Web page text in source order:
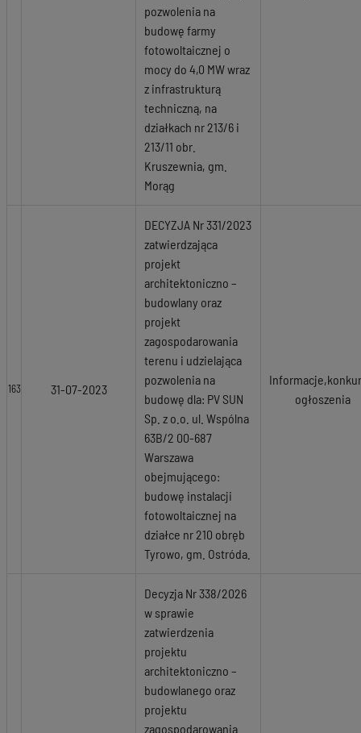
pozwolenia na
budowę farmy
fotowoltaicznej o
mocy do 4,0 MW wraz
z infrastrukturą
techniczną, na
działkach nr 213/6 i
213/11 obr.
Kruszewnia, gm.
Morąg
163 31-07-2023
DECYZJA Nr 331/2023
zatwierdzająca
projekt
architektoniczno –
budowlany oraz
projekt
zagospodarowania
terenu i udzielająca
pozwolenia na
budowę dla: PV SUN
Sp. z o.o. ul. Wspólna
63B/2 00-687
Warszawa
obejmującego:
budowę instalacji
fotowoltaicznej na
działce nr 210 obręb
Tyrowo, gm. Ostróda.
ogłoszenia
Decyzja Nr 338/2026
w sprawie
zatwierdzenia
projektu
architektoniczno –
budowlanego oraz
projektu
zagospodarowania